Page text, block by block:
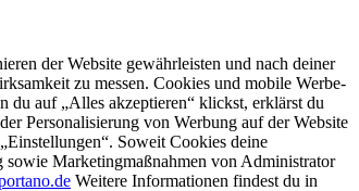
der Website gewährleisten und nach deiner
zu messen. Cookies und mobile Werbe-
du auf „Alles akzeptieren“ klickst, erklärst du
Personalisierung von Werbung auf der Website
Soweit Cookies deine
sowie Marketingmaßnahmen von Administrator
Weitere Informationen findest du in